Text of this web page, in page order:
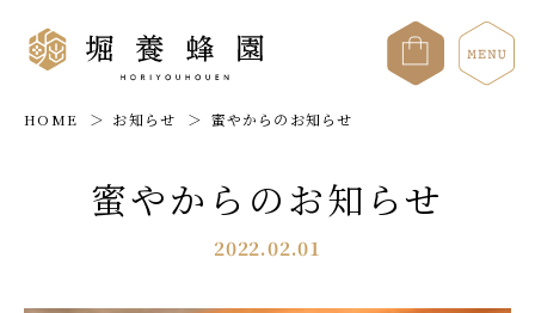
HOME お知らせ 蜜やからのお知らせ
蜜やからのお知らせ
2022.02.01